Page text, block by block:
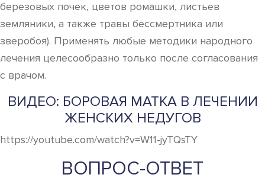
березовых почек, цветов ромашки, листьев
земляники, а также травы бессмертника или
зверобоя). Применять любые методики народного
лечения целесообразно только после согласования
с врачом.
ВИДЕО: БОРОВАЯ МАТКА В ЛЕЧЕНИИ
ЖЕНСКИХ НЕДУГОВ
https://youtube.com/watch?v=W11-jyTQsTY
ВОПРОС-ОТВЕТ